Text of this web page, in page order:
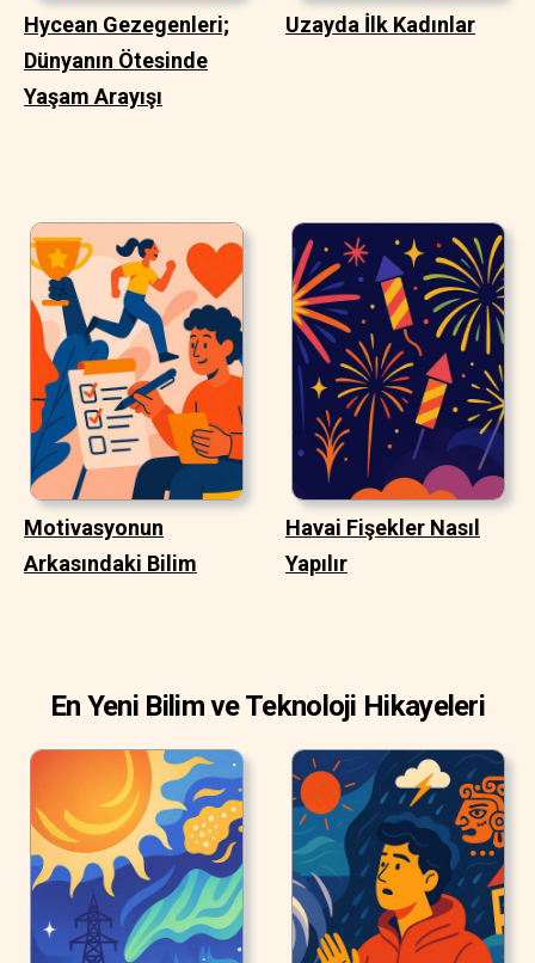
Hycean Gezegenleri;
Dünyanın Ötesinde
Yaşam Arayışı
Uzayda İlk Kadınlar
Motivasyonun
Arkasındaki Bilim
Havai Fişekler Nasıl
Yapılır
En Yeni Bilim ve Teknoloji Hikayeleri